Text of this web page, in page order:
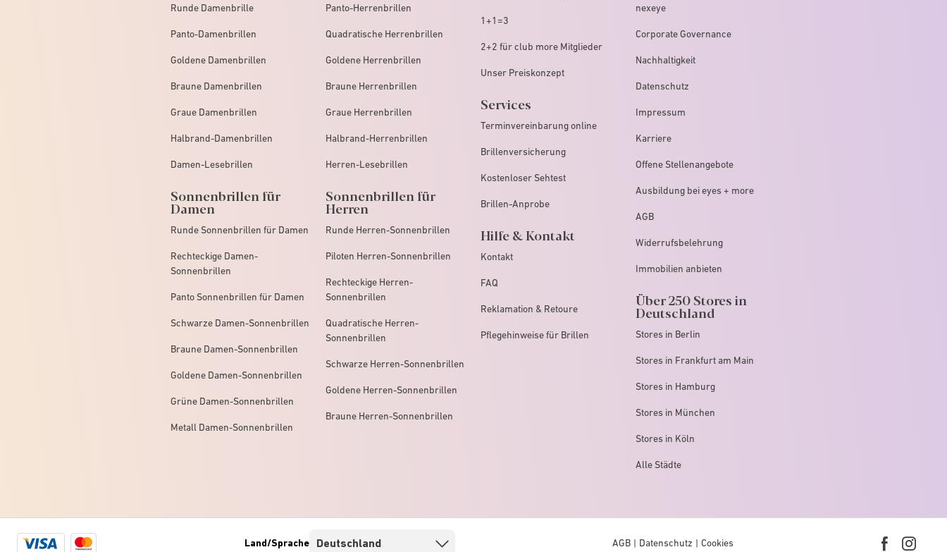
Runde Damenbrille
Panto-Damenbrillen
Goldene Damenbrillen
Braune Damenbrillen
Graue Damenbrillen
Halbrand-Damenbrillen
Damen-Lesebrillen
Sonnenbrillen für
Damen
Runde Sonnenbrillen für Damen
Rechteckige Damen-
Sonnenbrillen
Panto Sonnenbrillen für Damen
Schwarze Damen-Sonnenbrillen
Braune Damen-Sonnenbrillen
Goldene Damen-Sonnenbrillen
Grüne Damen-Sonnenbrillen
Metall Damen-Sonnenbrillen
Panto-Herrenbrillen
Quadratische Herrenbrillen
Goldene Herrenbrillen
Braune Herrenbrillen
Graue Herrenbrillen
Halbrand-Herrenbrillen
Herren-Lesebrillen
Sonnenbrillen für
Herren
Runde Herren-Sonnenbrillen
Piloten Herren-Sonnenbrillen
Rechteckige Herren-
Sonnenbrillen
Quadratische Herren-
Sonnenbrillen
Schwarze Herren-Sonnenbrillen
Goldene Herren-Sonnenbrillen
Braune Herren-Sonnenbrillen
1+1=3
2+2 für club more Mitglieder
Unser Preiskonzept
Services
Terminvereinbarung online
Brillenversicherung
Kostenloser Sehtest
Brillen-Anprobe
Hilfe & Kontakt
Kontakt
FAQ
Reklamation & Retoure
Pflegehinweise für Brillen
nexeye
Corporate Governance
Nachhaltigkeit
Datenschutz
Impressum
Karriere
Offene Stellenangebote
Ausbildung bei eyes + more
AGB
Widerrufsbelehrung
Immobilien anbieten
Über 250 Stores in
Deutschland
Stores in Berlin
Stores in Frankfurt am Main
Stores in Hamburg
Stores in München
Stores in Köln
Alle Städte
Visa
Mastercard
Land/Sprache AGB Datenschutz Cookies